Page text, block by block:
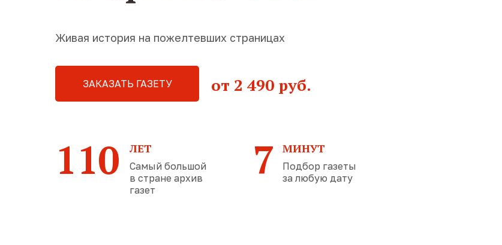
Живая история на пожелтевших страницах
ЗАКАЗАТЬ ГАЗЕТУ
110 ЛЕТ
Самый большой
в стране архив
газет
7 МИНУТ
Подбор газеты
за любую дату
от 2 490 руб.